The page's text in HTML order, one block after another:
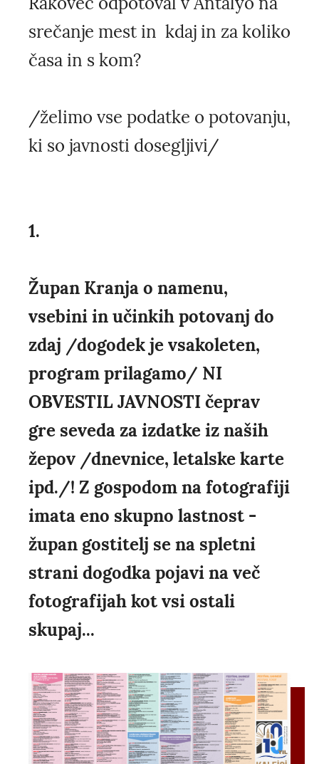
srečanje mest in kdaj in za koliko
časa in s kom?
/želimo vse podatke o potovanju,
ki so javnosti dosegljivi/
1.
Župan Kranja o namenu,
vsebini in učinkih potovanj do
zdaj /dogodek je vsakoleten,
program prilagamo/ NI
OBVESTIL JAVNOSTI čeprav
gre seveda za izdatke iz naših
žepov /dnevnice, letalske karte
ipd./! Z gospodom na fotografiji
imata eno skupno lastnost -
župan gostitelj se na spletni
strani dogodka pojavi na več
fotografijah kot vsi ostali
skupaj...